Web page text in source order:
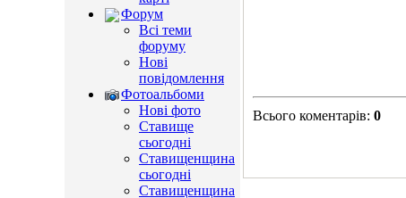
Форум
Всі теми
форуму
Нові
повідомлення
Фотоальбоми
Нові фото
Ставище
сьогодні
Ставищенщина
сьогодні
Ставищенщина
Всього коментарів: 0